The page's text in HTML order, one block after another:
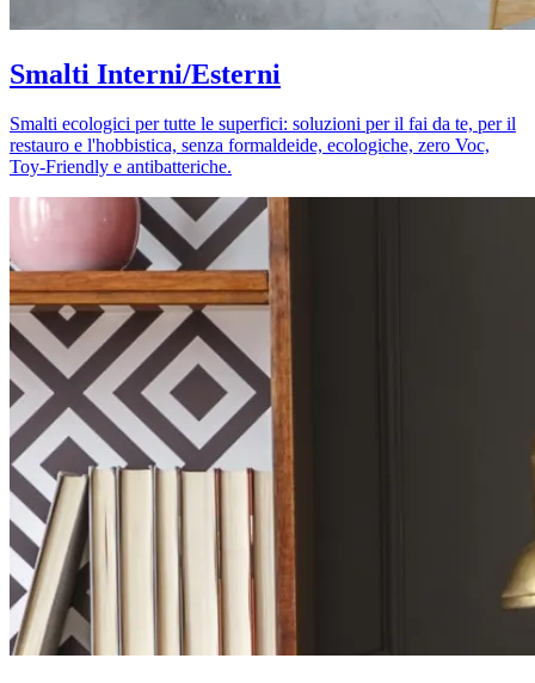
Smalti Interni/Esterni
Smalti ecologici per tutte le superfici: soluzioni per il fai da te, per il
restauro e l'hobbistica, senza formaldeide, ecologiche, zero Voc,
Toy-Friendly e antibatteriche.